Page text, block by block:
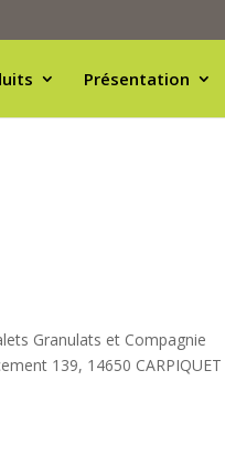
Présentation
Granulats et Compagnie
139, 14650 CARPIQUET